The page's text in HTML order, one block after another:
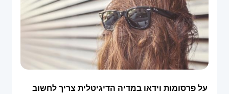
על פרסומות וידאו במדיה הדיגיטלית צריך לחשוב